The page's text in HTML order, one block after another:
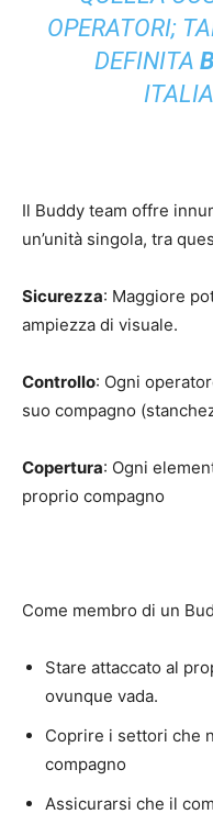
OPERATORI;
DEFINITA
Il Buddy team offre
un’unità singola, tra
Sicurezza: Maggiore
ampiezza di visuale.
Controllo: Ogni
suo compagno
Copertura: Ogni
proprio compagno
Come membro di un
‍Stare attaccato al
ovunque vada.
‍Coprire i settori che
compagno
‍Assicurarsi che il